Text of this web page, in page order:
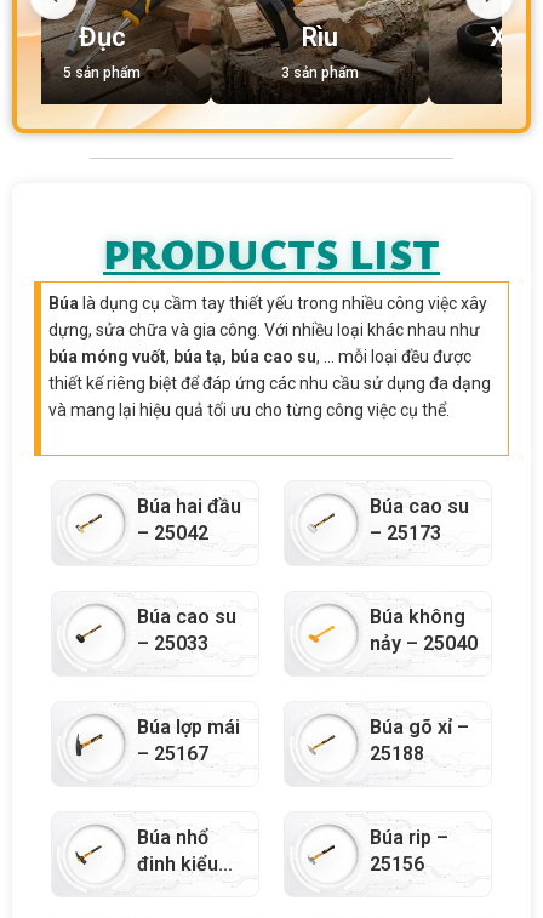
Đục
5 sản phẩm
Rìu
3 sản phẩm
Xà
3 sản
PRODUCTS LIST
Búa là dụng cụ cầm tay thiết yếu trong nhiều công việc xây
dựng, sửa chữa và gia công. Với nhiều loại khác nhau như
búa móng vuốt, búa tạ, búa cao su, … mỗi loại đều được
thiết kế riêng biệt để đáp ứng các nhu cầu sử dụng đa dạng
và mang lại hiệu quả tối ưu cho từng công việc cụ thể.
Búa hai đầu
– 25042
Búa cao su
– 25173
Búa cao su
– 25033
Búa không
nảy – 25040
Búa lợp mái
– 25167
Búa gõ xỉ –
25188
Búa nhổ
đinh kiểu
Pháp –
Búa rip –
25156